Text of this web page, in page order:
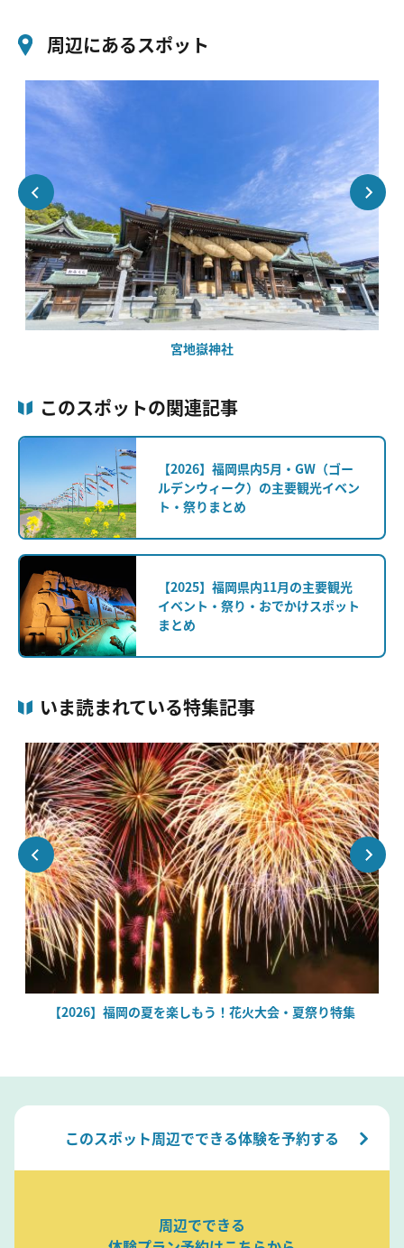
周辺にあるスポット
宮地嶽神社
このスポットの関連記事
【2026】福岡県内5月・GW（ゴー
ルデンウィーク）の主要観光イベン
ト・祭りまとめ
【2025】福岡県内11月の主要観光
イベント・祭り・おでかけスポット
まとめ
いま読まれている特集記事
【2026】福岡の夏を楽しもう！花火大会・夏祭り特集
このスポット周辺でできる体験を予約する
周辺でできる